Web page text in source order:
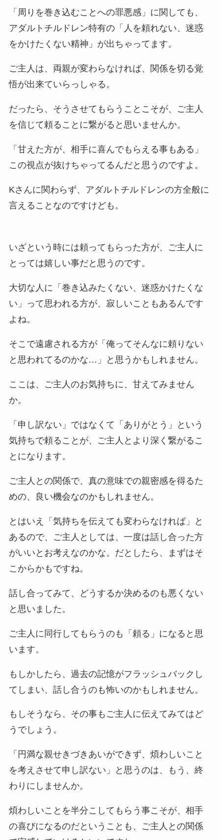
「周りを巻き込むことへの罪悪感」に関しても、
アダルトチルドレン特有の「人を頼れない、迷惑
をかけたくない精神」が出ちゃってます。
ご主人は、両親が変わらなければ、関係を切る覚
悟が出来ていらっしゃる。
だったら、そうさせてもらうことこそが、ご主人
を信じて頼ることに繋がると思いませんか。
「甘えた方が、相手に喜んでもらえる事もある」
この視点が抜けちゃってるんだと思うのですよ。
Kさんに関わらず、アダルトチルドレンの方全般に
言えることなのですけども。
いざという時には頼ってもらった方が、ご主人に
とっては嬉しい事だと思うのです。
大切な人に「巻き込みたくない、迷惑かけたくな
い」って思われる方が、寂しいこともあるんです
よね。
そこで遠慮される方が「俺ってそんなに頼りない
と思われてるのかな…」と思うかもしれません。
ここは、ご主人のお気持ちに、甘えてみません
か。
「申し訳ない」ではなくて「ありがとう」という
気持ちで頼ることが、ご主人とより深く繋がるこ
とになります。
ご主人との関係で、真の意味での親密感を得るた
めの、良い機会なのかもしれません。
とはいえ「気持ちを伝えても変わらなければ」と
あるので、ご主人としては、一度は話し合った方
がいいとお考えなのかな。だとしたら、まずはそ
こからかもですね。
話し合ってみて、どうするか決めるのも悪くない
と思いました。
ご主人に同行してもらうのも「頼る」になると思
います。
もしかしたら、過去の記憶がフラッシュバックし
てしまい、話し合うのも怖いのかもしれません。
もしそうなら、その事もご主人に伝えてみてはど
うでしょう。
「円満な親せきづきあいができず、煩わしいこと
を考えさせて申し訳ない」と思うのは、もう、終
わりにしませんか。
煩わしいことを半分こしてもらう事こそが、相手
の喜びになるのだということも、ご主人との関係